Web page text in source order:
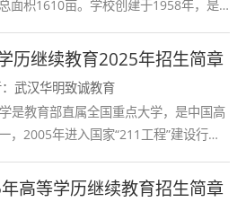
2.5年
非脱产（函授/
2925元/学年（
7312.5元（
面积1610亩。学校创建于1958年，是
历继续教育2025年招生简章
武汉华明致诚教育
是教育部直属全国重点大学，是中国高
，2005年进入国家“211工程”建设行
高等学历继续教育招生简章